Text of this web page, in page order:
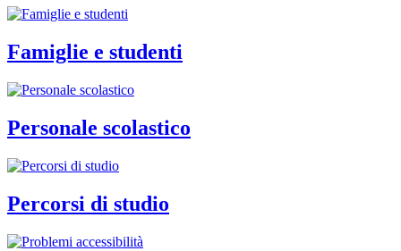
Famiglie e studenti
Personale scolastico
Percorsi di studio